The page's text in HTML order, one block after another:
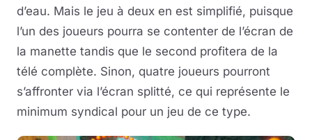
d’eau. Mais le jeu à deux en est simplifié, puisque
l’un des joueurs pourra se contenter de l’écran de
la manette tandis que le second profitera de la
télé complète. Sinon, quatre joueurs pourront
s’affronter via l’écran splitté, ce qui représente le
minimum syndical pour un jeu de ce type.